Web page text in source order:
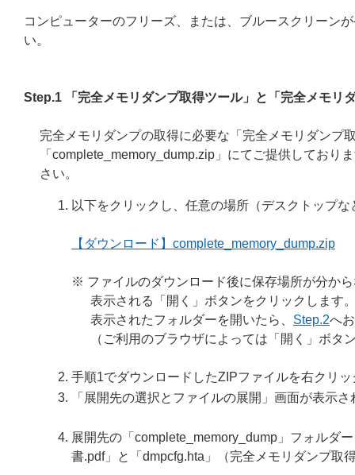
コンピューターのフリーズ、または、ブルースクリーン
い。
Step.1 「完全メモリダンプ取得ツール」と「完全メモリ
完全メモリダンプの取得に必要な「完全メモリダンプ
「complete_memory_dump.zip」にてご提供しており
さい。
以下をクリックし、任意の場所（デスクトップ
【ダウンロード】complete_memory_dump.zip
※ ファイルのダウンロード後に保存場所が分か
表示される「開く」ボタンをクリックします
表示されたフォルダーを開いたら、 Step.2へ
（ご利用のブラウザによっては「開く」ボタ
手順1でダウンロードしたZIPファイルを右クリ
「展開先の選択とファイルの展開」画面が表示
展開先の「complete_memory_dump」フォルダ
書.pdf」と「dmpcfg.hta」（完全メモリダンプ取